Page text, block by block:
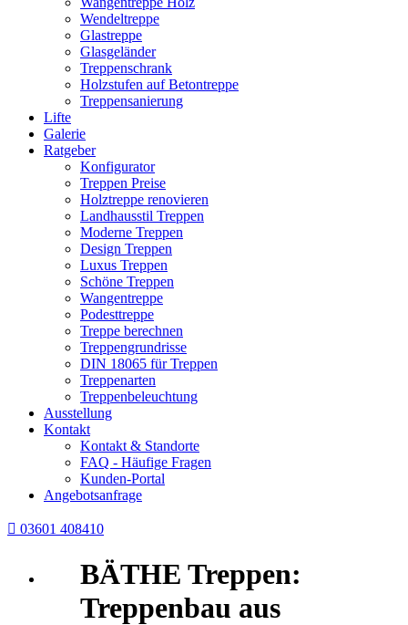
Wendeltreppe
Glastreppe
Glasgeländer
Treppenschrank
Holzstufen auf Betontreppe
Treppensanierung
Lifte
Galerie
Ratgeber
Konfigurator
Treppen Preise
Holztreppe renovieren
Landhausstil Treppen
Moderne Treppen
Design Treppen
Luxus Treppen
Schöne Treppen
Wangentreppe
Podesttreppe
Treppe berechnen
Treppengrundrisse
DIN 18065 für Treppen
Treppenarten
Treppenbeleuchtung
Ausstellung
Kontakt
Kontakt & Standorte
FAQ - Häufige Fragen
Kunden-Portal
Angebotsanfrage
 03601 408410
BÄTHE Treppen:
Treppenbau aus